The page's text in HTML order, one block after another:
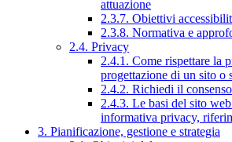
attuazione
2.3.7. Obiettivi
2.3.8. Normativa e
2.4. Privacy
2.4.1. Come rispettare la
progettazione di un sito o
2.4.2. Richiedi il
2.4.3. Le basi del sito
informativa privacy,
3. Pianificazione, gestione e strategia